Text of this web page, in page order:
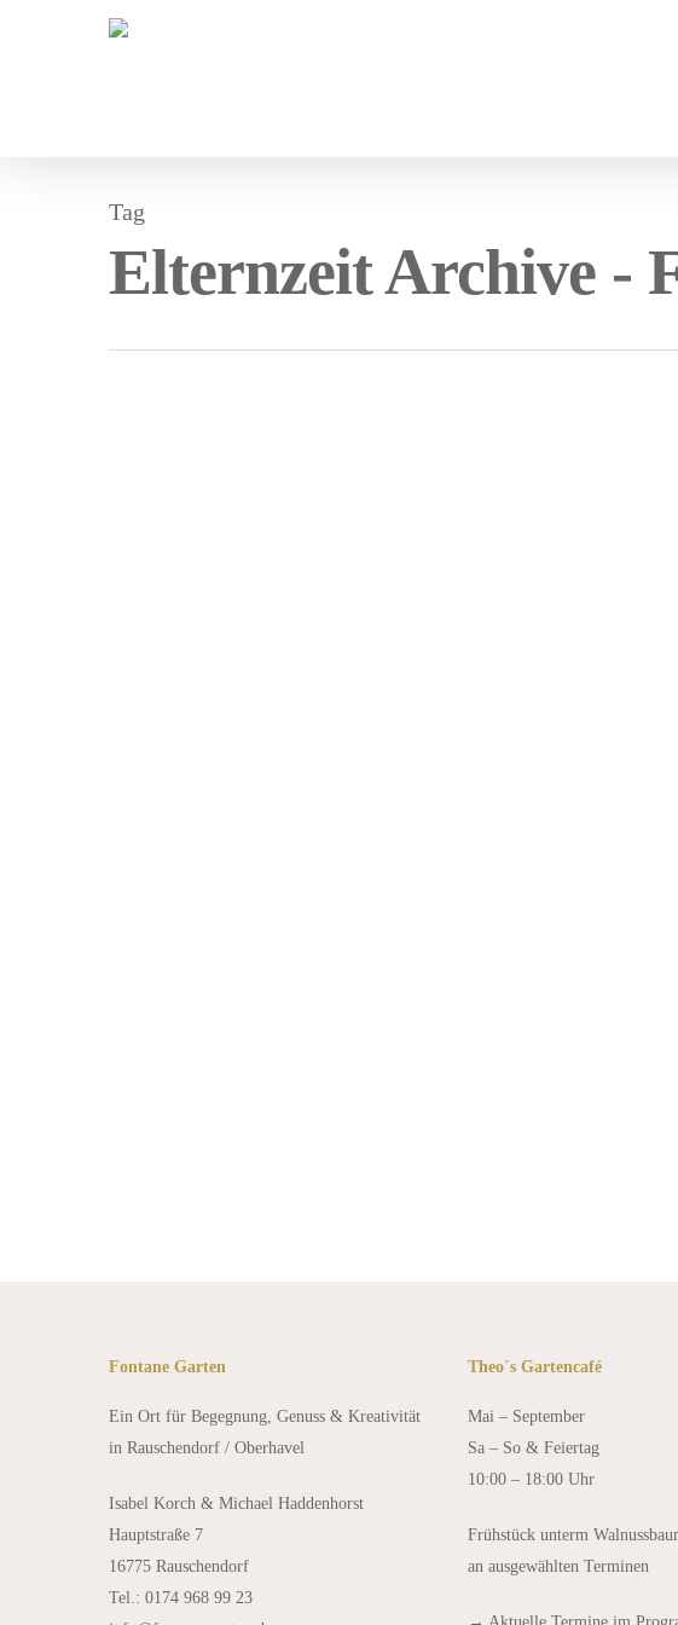
Tag
Elternzeit Archive -
Fontane Garten
Ein Ort für Begegnung, Genuss & Kreativität
in Rauschendorf / Oberhavel
Isabel Korch & Michael Haddenhorst
Hauptstraße 7
16775 Rauschendorf
Tel.: 0174 968 99 23
Theo´s Gartencafé
Mai – September
Sa – So & Feiertag
10:00 – 18:00 Uhr
Frühstück unterm
an ausgewählten Terminen